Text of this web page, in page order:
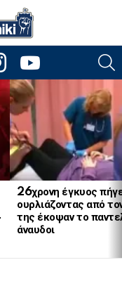
instagramyoutube
26χρονη έγκυος
ουρλιάζοντας από
της έκοψαν το
άναυδοι